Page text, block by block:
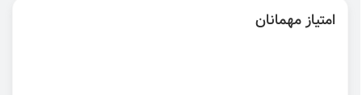
امتیاز مهمانان